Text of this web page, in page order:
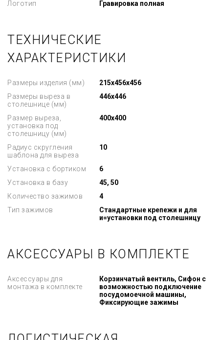
Логотип
Гравировка полная
ТЕХНИЧЕСКИЕ
ХАРАКТЕРИСТИКИ
Размеры изделия (мм)
215x456x456
Размеры выреза в
столешнице (мм)
446x446
Размер выреза,
установка под
столешницу (мм)
400x400
Радиус скругления
шаблона для выреза
10
Установка с бортиком
6
Установка в базу
45, 50
Количество зажимов
4
Тип зажимов
Стандартные крепежи и для
и=установки под столешницу
АКСЕССУАРЫ В КОМПЛЕКТЕ
Аксессуары для
монтажа в комплекте
Корзинчатый вентиль, Сифон с
возможностью подключение
посудомоечной машины,
Фиксирующие зажимы